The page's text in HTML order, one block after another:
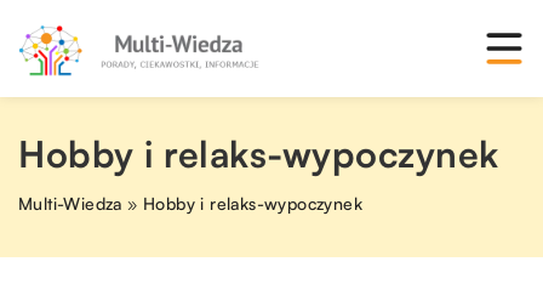
Hobby i relaks-wypoczynek
Multi-Wiedza » Hobby i relaks-wypoczynek